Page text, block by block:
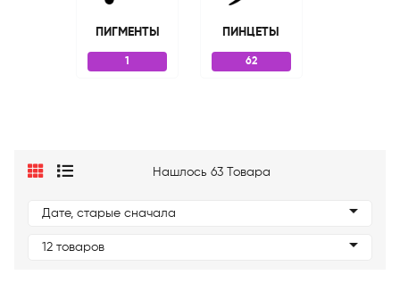
ПИГМЕНТЫ
1
ПИНЦЕТЫ
62
Нашлось 63 Товара
Дате, старые сначала
12 товаров